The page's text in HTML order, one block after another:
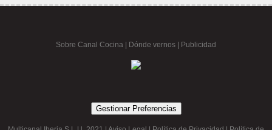
Sobre Canal Cocina Dónde vernos | Publicidad
Gestionar Preferencias